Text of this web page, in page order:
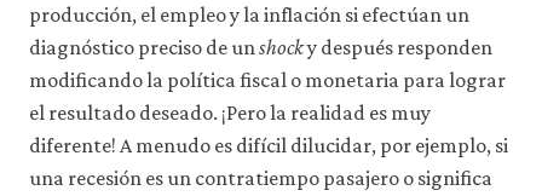
producción, el empleo y la inflación si efectúan un
diagnóstico preciso de un shocky después responden
modificando la política fiscal o monetaria para lograr
el resultado deseado. ¡Pero la realidad es muy
diferente! A menudo es difícil dilucidar, por ejemplo, si
una recesión es un contratiempo pasajero o significa